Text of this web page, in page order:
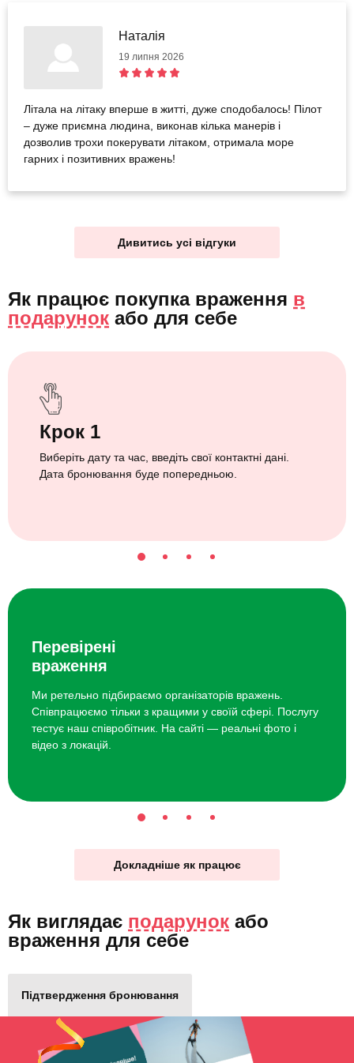
Наталія
19 липня 2026
Літала на літаку вперше в житті, дуже сподобалось! Пілот
– дуже приємна людина, виконав кілька манерів і
дозволив трохи покерувати літаком, отримала море
гарних і позитивних вражень!
Дивитись усі відгуки
Як працює покупка враження в
подарунок або для себе
Крок 1
Виберіть дату та час, введіть свої контактні дані.
Дата бронювання буде попередньою.
Перевірені
враження
Ми ретельно підбираємо організаторів вражень.
Співпрацюємо тільки з кращими у своїй сфері. Послугу
тестує наш співробітник. На сайті — реальні фото і
відео з локацій.
Докладніше як працює
Як виглядає подарунок або
враження для себе
Підтвердження бронювання